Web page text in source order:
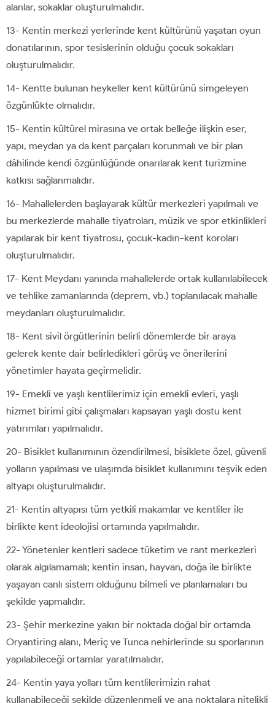
alanlar, sokaklar oluşturulmalıdır.
13- Kentin merkezi yerlerinde kent kültürünü yaşatan oyun
donatılarının, spor tesislerinin olduğu çocuk sokakları
oluşturulmalıdır.
14- Kentte bulunan heykeller kent kültürünü simgeleyen
özgünlükte olmalıdır.
15- Kentin kültürel mirasına ve ortak belleğe ilişkin eser,
yapı, meydan ya da kent parçaları korunmalı ve bir plan
dâhilinde kendi özgünlüğünde onarılarak kent turizmine
katkısı sağlanmalıdır.
16- Mahallelerden başlayarak kültür merkezleri yapılmalı ve
bu merkezlerde mahalle tiyatroları, müzik ve spor etkinlikleri
yapılarak bir kent tiyatrosu, çocuk-kadın-kent koroları
oluşturulmalıdır.
17- Kent Meydanı yanında mahallelerde ortak kullanılabilecek
ve tehlike zamanlarında (deprem, vb.) toplanılacak mahalle
meydanları oluşturulmalıdır.
18- Kent sivil örgütlerinin belirli dönemlerde bir araya
gelerek kente dair belirledikleri görüş ve önerilerini
yönetimler hayata geçirmelidir.
19- Emekli ve yaşlı kentlilerimiz için emekli evleri, yaşlı
hizmet birimi gibi çalışmaları kapsayan yaşlı dostu kent
yatırımları yapılmalıdır.
20- Bisiklet kullanımının özendirilmesi, bisiklete özel, güvenli
yolların yapılması ve ulaşımda bisiklet kullanımını teşvik eden
altyapı oluşturulmalıdır.
21- Kentin altyapısı tüm yetkili makamlar ve kentliler ile
birlikte kent ideolojisi ortamında yapılmalıdır.
22- Yönetenler kentleri sadece tüketim ve rant merkezleri
olarak algılamamalı; kentin insan, hayvan, doğa ile birlikte
yaşayan canlı sistem olduğunu bilmeli ve planlamaları bu
şekilde yapmalıdır.
23- Şehir merkezine yakın bir noktada doğal bir ortamda
Oryantiring alanı, Meriç ve Tunca nehirlerinde su sporlarının
yapılabileceği ortamlar yaratılmalıdır.
24- Kentin yaya yolları tüm kentlilerimizin rahat
kullanabileceği şekilde düzenlenmeli ve ana noktalara nitelikli